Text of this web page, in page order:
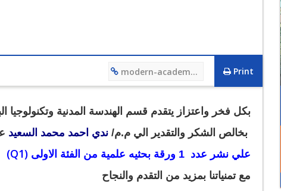
Print
modern-academy.edu.eg/4660
​بكل فخر واعتزاز يتقدم قسم الهندسة المدنية وتكنولوجيا
بخالص الشكر والتقدير الي م.م/ ندي احمد محمد السعيد
علي نشر عدد 1
ورقة بحثيه علمية من الفئة الاولى (Q1)
مع تمنياتنا بمزيد من التقدم والنجاح